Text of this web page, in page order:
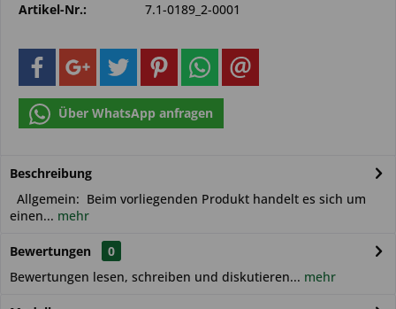
Artikel-Nr.: 7.1-0189_2-0001
Über WhatsApp anfragen
Beschreibung
Allgemein: Beim vorliegenden Produkt handelt es sich um
einen... mehr
Bewertungen
0
Bewertungen lesen, schreiben und diskutieren... mehr